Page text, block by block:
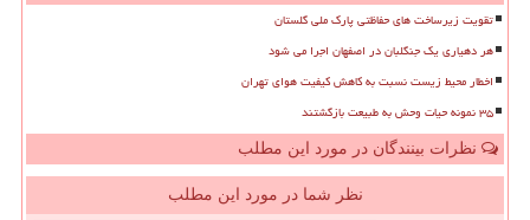
تقویت زیرساخت های حفاظتی پارک ملی گلستان
هر دهیاری یک جنگلبان در اصفهان اجرا می شود
اخطار محیط زیست نسبت به کاهش کیفیت هوای تهران
۳۵ نمونه حیات وحش به طبیعت بازگشتند
نظرات بینندگان در مورد این مطلب
نظر شما در مورد این مطلب